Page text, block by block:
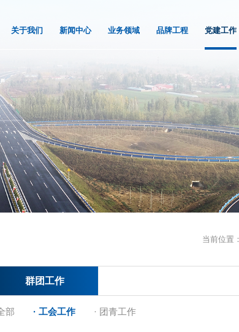
关于我们 新闻中心 业务领域 品牌工程 党建工作
当前位置：
群团工作
部 · 工会工作 · 团青工作